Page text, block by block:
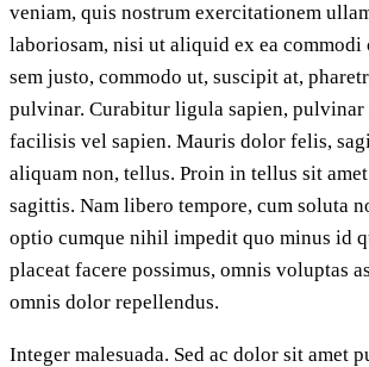
veniam, quis nostrum exercitationem
laboriosam, nisi ut aliquid ex ea commodi
sem justo, commodo ut, suscipit at,
pulvinar. Curabitur ligula sapien, pulvinar
facilisis vel sapien. Mauris dolor felis,
aliquam non, tellus. Proin in tellus sit
sagittis. Nam libero tempore, cum soluta
optio cumque nihil impedit quo minus id
placeat facere possimus, omnis voluptas
omnis dolor repellendus.
Integer malesuada. Sed ac dolor sit amet